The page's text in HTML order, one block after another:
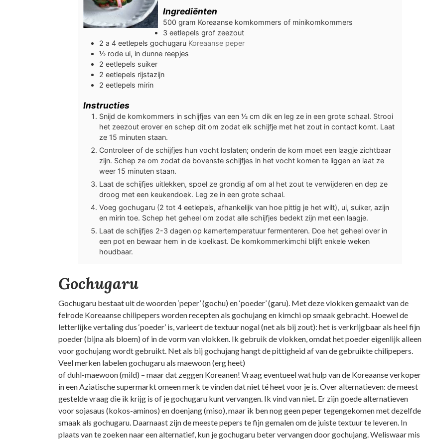
Ingrediënten
500 gram Koreaanse komkommers of minikomkommers
3 eetlepels grof zeezout
2 a 4 eetlepels gochugaru Koreaanse peper
½ rode ui, in dunne reepjes
2 eetlepels suiker
2 eetlepels rijstazijn
2 eetlepels mirin
Instructies
Snijd de komkommers in schijfjes van een ½ cm dik en leg ze in een grote schaal. Strooi
het zeezout erover en schep dit om zodat elk schijfje met het zout in contact komt. Laat
ze 15 minuten staan.
Controleer of de schijfjes hun vocht loslaten; onderin de kom moet een laagje zichtbaar
zijn. Schep ze om zodat de bovenste schijfjes in het vocht komen te liggen en laat ze
weer 15 minuten staan.
Laat de schijfjes uitlekken, spoel ze grondig af om al het zout te verwijderen en dep ze
droog met een keukendoek. Leg ze in een grote schaal.
Voeg gochugaru (2 tot 4 eetlepels, afhankelijk van hoe pittig je het wilt), ui, suiker, azijn
en mirin toe. Schep het geheel om zodat alle schijfjes bedekt zijn met een laagje.
Laat de schijfjes 2-3 dagen op kamertemperatuur fermenteren. Doe het geheel over in
een pot en bewaar hem in de koelkast. De komkommerkimchi blijft enkele weken
houdbaar.
Gochugaru
Gochugaru bestaat uit de woorden ‘peper’ (gochu) en ‘poeder’ (garu). Met deze vlokken gemaakt van de
felrode Koreaanse chilipepers worden recepten als gochujang en kimchi op smaak gebracht. Hoewel de
letterlijke vertaling dus ‘poeder’ is, varieert de textuur nogal (net als bij zout): het is verkrijgbaar als heel fijn
poeder (bijna als bloem) of in de vorm van vlokken. Ik gebruik de vlokken, omdat het poeder eigenlijk alleen
voor gochujang wordt gebruikt. Net als bij gochujang hangt de pittigheid af van de gebruikte chilipepers.
Veel merken labelen gochugaru als maewoon (erg heet)
of duhl-maewoon (mild) – maar dat zeggen Koreanen! Vraag eventueel wat hulp van de Koreaanse verkoper
in een Aziatische supermarkt omeen merk te vinden dat niet té heet voor je is. Over alternatieven: de meest
gestelde vraag die ik krijg is of je gochugaru kunt vervangen. Ik vind van niet. Er zijn goede alternatieven
voor sojasaus (kokos-aminos) en doenjang (miso), maar ik ben nog geen peper tegengekomen met dezelfde
smaak als gochugaru. Daarnaast zijn de meeste pepers te fijn gemalen om de juiste textuur te leveren. In
plaats van te zoeken naar een alternatief, kun je gochugaru beter vervangen door gochujang. Weliswaar mis